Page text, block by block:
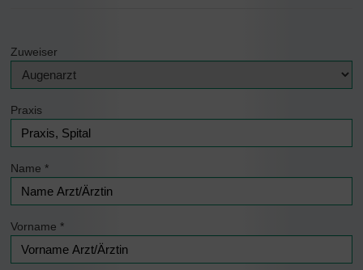
Zuweiser
Praxis
Name *
Vorname *